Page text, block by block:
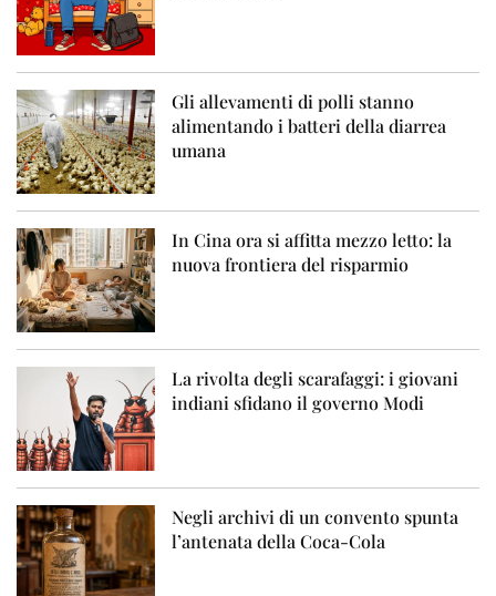
Gli allevamenti di polli stanno
alimentando i batteri della diarrea
umana
In Cina ora si affitta mezzo letto: la
nuova frontiera del risparmio
La rivolta degli scarafaggi: i giovani
indiani sfidano il governo Modi
Negli archivi di un convento spunta
l’antenata della Coca-Cola